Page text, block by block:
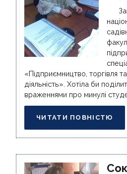
«Підприємництво, торгівля
діяльність». Хотіла би
враженнями про минулі
ЧИТАТИ ПОВНІСТЮ